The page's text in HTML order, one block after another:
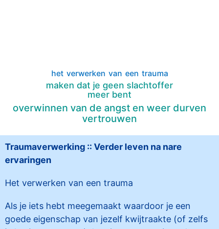
het verwerken van een trauma
maken dat je geen slachtoffer
meer bent
overwinnen van de angst en weer durven
vertrouwen
Traumaverwerking :: Verder leven na nare
ervaringen
Het verwerken van een trauma
Als je iets hebt meegemaakt waardoor je een
goede eigenschap van jezelf kwijtraakte (of zelfs